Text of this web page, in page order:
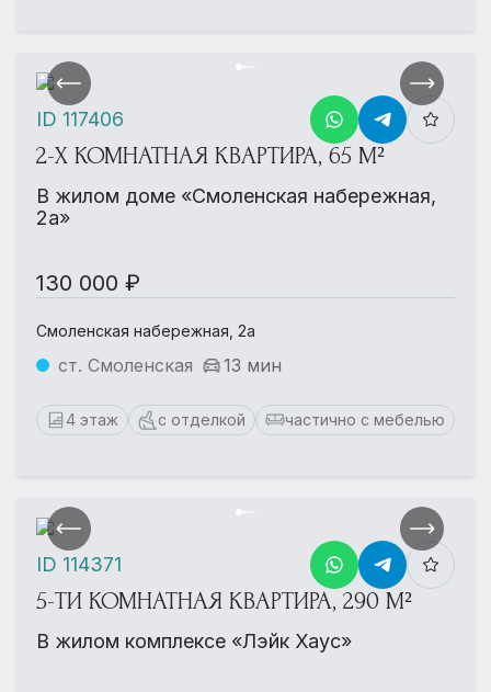
2-Х КОМНАТНАЯ КВАРТИРА, 65 М²
В жилом доме «Смоленская набережная,
2а»
130 000 ₽
Смоленская набережная, 2а
ст. Смоленская 13 мин
4 этаж с отделкой частично с мебелью
ID 117406
5-ТИ КОМНАТНАЯ КВАРТИРА, 290 М²
В жилом комплексе «Лэйк Хаус»
ID 114371